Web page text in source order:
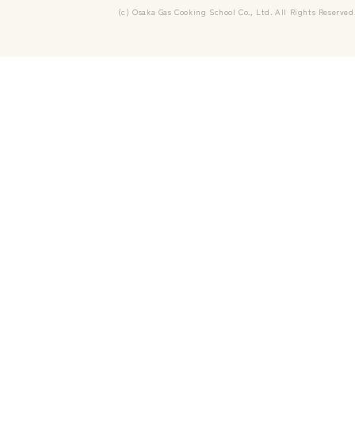
(c) Osaka Gas Cooking School Co., Ltd. All Rights